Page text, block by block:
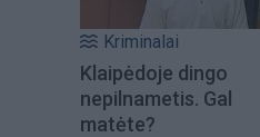
Kriminalai
Klaipėdoje dingo
nepilnametis. Gal
matėte?